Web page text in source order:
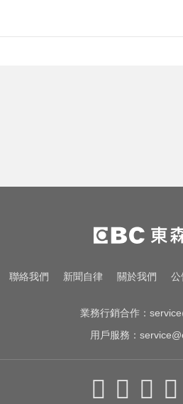
狂響 違者最高罰15萬
金牌員工轉投李多慧！
紅狂接20業配 Joeman
明年起0~18歲「每月
聯絡我們 新聞自律 關於我們 公
業務行銷合作：
用戶服務：